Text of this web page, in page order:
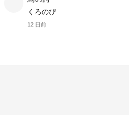
くろのぴ
12 日前